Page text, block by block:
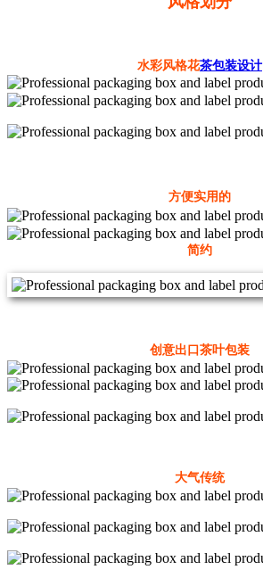
水彩风格花茶包装设计
方便实用的
简约
创意出口茶叶包装
大气传统